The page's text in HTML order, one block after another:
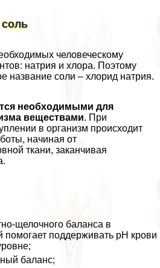
человеческому
натрия и хлора. Поэтому
название соли – хлорид натрия.
необходимыми для
веществами. При
в организм происходит
начиная от
ткани, заканчивая
щелочного баланса в
помогает поддерживать рН крови
баланс;